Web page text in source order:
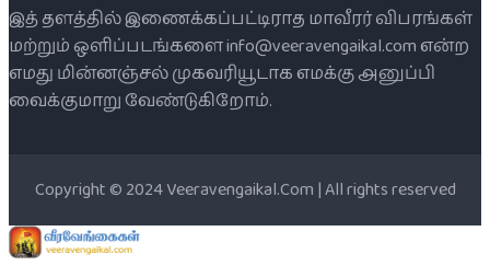
இத் தளத்தில் இணைக்கப்பட்டிராத மாவீரர் விபரங்கள்
மற்றும் ஒளிப்படங்களை info@veeravengaikal.com என்ற
எமது மின்னஞ்சல் முகவரியூடாக எமக்கு அனுப்பி
வைக்குமாறு வேண்டுகிறோம்.
Copyright © 2024 Veeravengaikal.Com | All rights reserved